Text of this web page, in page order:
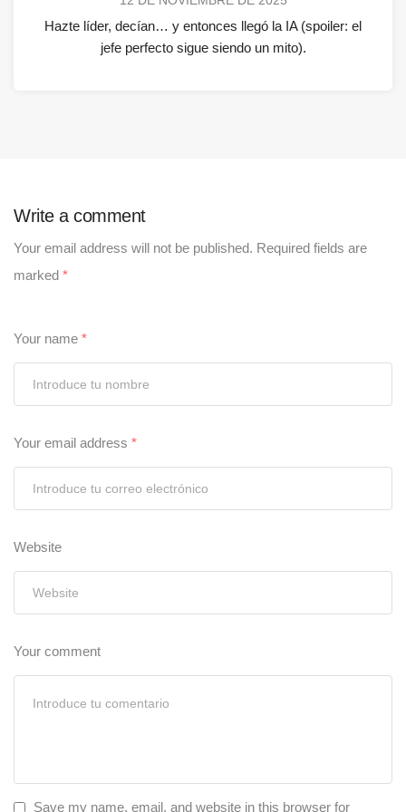
Hazte líder, decían… y entonces llegó la IA (spoiler: el
jefe perfecto sigue siendo un mito).
Write a comment
Your email address will not be published. Required fields are
marked *
Your name *
Your email address *
Website
Your comment
Save my name, email, and website in this browser for